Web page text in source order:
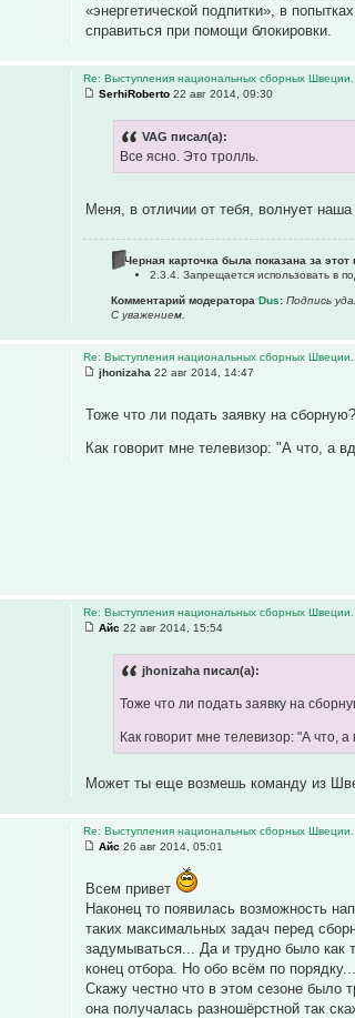
«энергетической подпитки», в
справиться при помощи блокировки.
Re: Выступления национальных сборных Швеции.
SerhiRoberto 22 авг 2014, 09:30
VAG писал(а):
Все ясно. Это тролль.
Меня, в отличии от тебя, волнует
Черная карточка была показана за этот
2.3.4. Запрещается использовать в
Комментарий модератораDus: Подпись
С уважением.
Re: Выступления национальных сборных Швеции.
jhonizaha 22 авг 2014, 14:47
Тоже что ли подать заявку на сборную?
Как говорит мне телевизор: "А что, а
Re: Выступления национальных сборных Швеции.
Айс 22 авг 2014, 15:54
jhonizaha писал(а):
Тоже что ли подать заявку на
Как говорит мне телевизор: "А что, а
Может ты еще возмешь команду из
Re: Выступления национальных сборных Швеции.
Айс 26 авг 2014, 05:01
Всем привет
Наконец то появилась возможность
таких максимальных задач перед
задумываться... Да и трудно было как
конец отбора. Но обо всём по порядку...
Скажу честно что в этом сезоне было
она получалась разношёрстной так